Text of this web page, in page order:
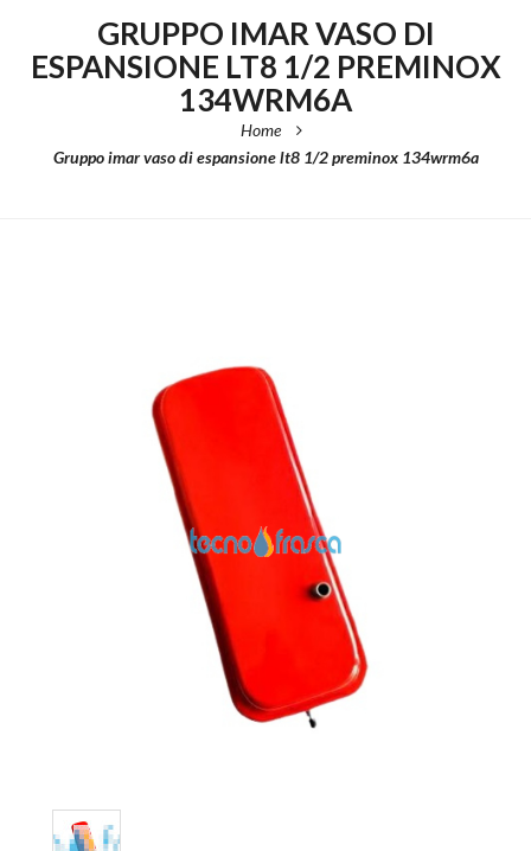
GRUPPO IMAR VASO DI
ESPANSIONE LT8 1/2 PREMINOX
134WRM6A
Home
Gruppo imar vaso di espansione lt8 1/2 preminox 134wrm6a